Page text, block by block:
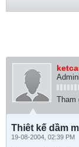
Tham
Thiêt kế dầm
19-08-2004, 02:39 PM